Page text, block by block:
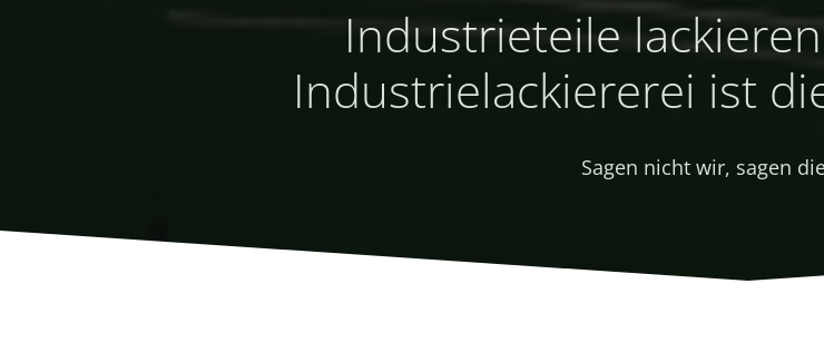
Industrieteile
Industrielackiererei ist
Sagen nicht wir, sagen